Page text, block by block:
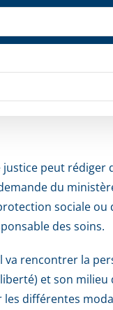
justice peut rédiger
du
sociale ou
des soins.
va rencontrer la
et son milieu
les différentes